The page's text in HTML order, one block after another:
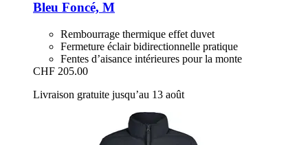
Bleu Foncé, M
Rembourrage thermique effet duvet
Fermeture éclair bidirectionnelle pratique
Fentes d’aisance intérieures pour la monte
CHF 205.00
Livraison gratuite jusqu’au 13 août